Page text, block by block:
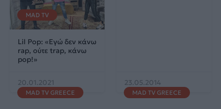
MAD TV
Lil Pop: «Εγώ δεν κάνω
rap, ούτε trap, κάνω
pop!»
20.01.2021 23.05.2014
MAD TV GREECE MAD TV GREECE